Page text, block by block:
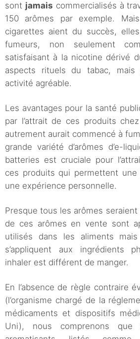
sont jamais commercialisés à
150 arômes par exemple.
cigarettes aient du succès,
fumeurs, non seulement
satisfaisant à la nicotine dérivé
aspects rituels du tabac, mais
activité agréable.
Les avantages pour la santé
par l’attrait de ces produits
autrement aurait commencé à
grande variété d’arômes d’e-
batteries est cruciale pour
ces produits qui permettent une
une expérience personnelle.
Presque tous les arômes
de ces arômes en vente sont
utilisés dans les aliments
s’appliquent aux ingrédients
inhaler est différent de manger.
En l’absence de règle contraire
(l’organisme chargé de la
médicaments et dispositifs
Uni), nous comprenons